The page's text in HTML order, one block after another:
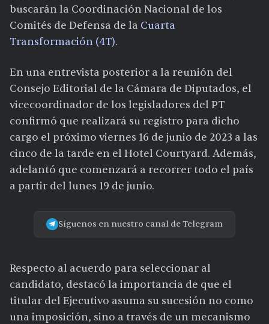
buscarán la Coordinación Nacional de los
Comités de Defensa de la Cuarta
Transformación (4T).
En una entrevista posterior a la reunión del
Consejo Editorial de la Cámara de Diputados, el
vicecoordinador de los legisladores del PT
confirmó que realizará su registro para dicho
cargo el próximo viernes 16 de junio de 2023 a las
cinco de la tarde en el Hotel Courtyard. Además,
adelantó que comenzará a recorrer todo el país
a partir del lunes 19 de junio.
Síguenos en nuestro canal de Telegram
Respecto al acuerdo para seleccionar al
candidato, destacó la importancia de que el
titular del Ejecutivo asuma su sucesión no como
una imposición, sino a través de un mecanismo